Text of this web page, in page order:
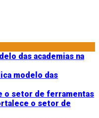
modelo das
o setor de